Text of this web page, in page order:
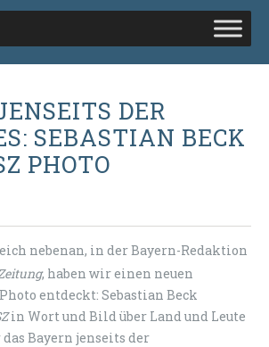
DER
SEBASTIAN BECK
PHOTO
nebenan, in der Bayern-Redaktion
, haben wir einen neuen
entdeckt: Sebastian Beck
in Wort und Bild über Land und Leute
Bayern jenseits der